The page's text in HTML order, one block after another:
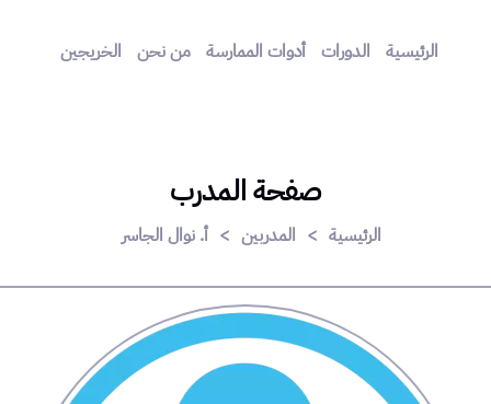
الرئيسية الدورات أدوات الممارسة من نحن الخريجين
صفحة المدرب
الرئيسية > المدربين > أ. نوال الجاسر